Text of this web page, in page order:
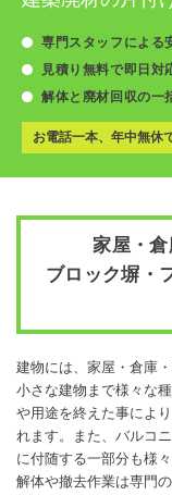
専門スタッフによる
見積り無料で即日対
解体と廃材回収の一
お電話一本、年中無休
家屋・倉
ブロック塀・
建物には、家屋・倉庫
小さな建物まで様々な
や用途を終えた事によ
れます。また、バルコ
に付随する一部分も様
解体や撤去作業は専門